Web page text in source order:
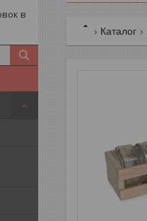
в
Каталог